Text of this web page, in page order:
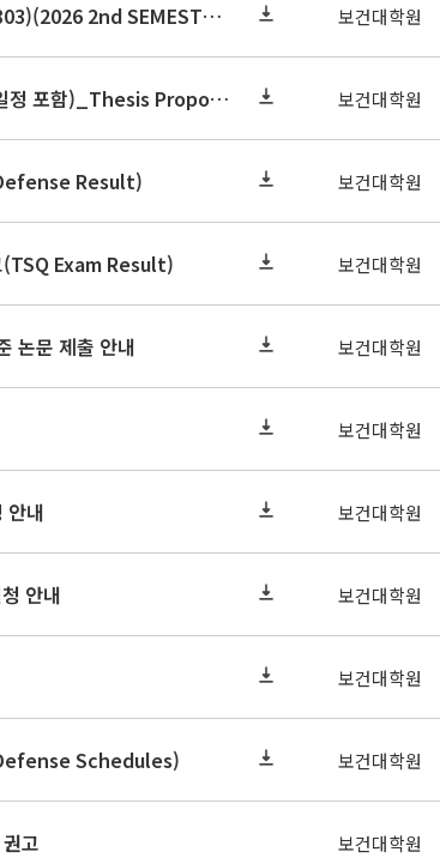
2026학년도 2학기 보건대학원 강의시간표(revised 260803)(2026 2nd SEMESTER SNU GSPH TIMETABLE) 보건대학원
2026학년도 2학기 논문작성계획서 제출 안내(박사 초심 일정 포함)_Thesis Proposal 보건대학원
Result) 보건대학원
(TSQ Exam Result) 보건대학원
논문 제출 안내 보건대학원
보건대학원
안내 보건대학원
안내 보건대학원
보건대학원
Schedules) 보건대학원
고 보건대학원